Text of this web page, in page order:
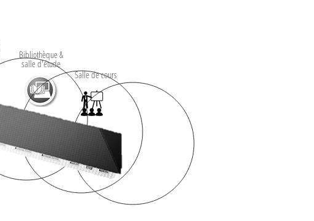
Bibliothèque &
salle d'étude
Salle de cours